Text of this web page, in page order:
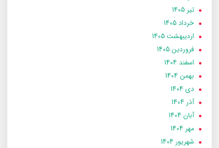
تير 1405
خرداد 1405
ارديبهشت 1405
فروردین 1405
اسفند 1404
بهمن 1404
دی 1404
آذر 1404
آبان 1404
مهر 1404
شهریور 1404